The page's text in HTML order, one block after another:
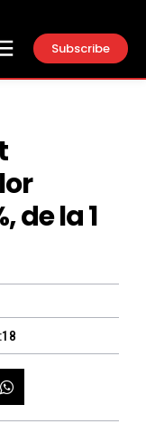
Subscribe
de la 1